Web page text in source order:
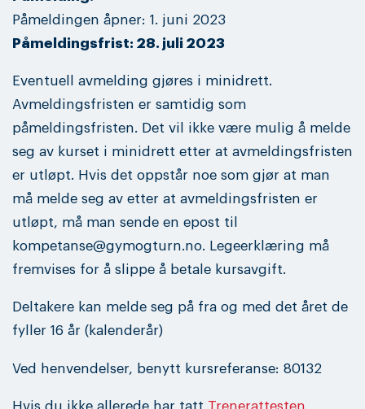
Påmeldingen åpner: 1. juni 2023
Påmeldingsfrist: 28. juli 2023
Eventuell avmelding gjøres i minidrett.
Avmeldingsfristen er samtidig som
påmeldingsfristen. Det vil ikke være mulig å melde
seg av kurset i minidrett etter at avmeldingsfristen
er utløpt. Hvis det oppstår noe som gjør at man
må melde seg av etter at avmeldingsfristen er
utløpt, må man sende en epost til
kompetanse@gymogturn.no. Legeerklæring må
fremvises for å slippe å betale kursavgift.
Deltakere kan melde seg på fra og med det året de
fyller 16 år (kalenderår)
Ved henvendelser, benytt kursreferanse: 80132
Hvis du ikke allerede har tatt Trenerattesten,